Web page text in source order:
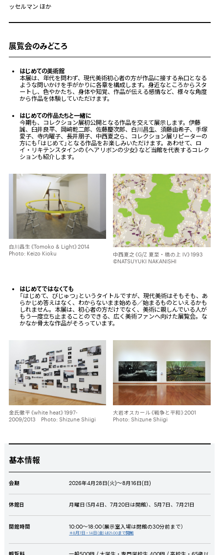
ッセルマン ほか
展覧会のみどころ
はじめての美術館
本展は、年代を問わず、現代美術初心者の方が作品に接する糸口となる
ような問いかけを手がかりに各章を構成します。身近なところからスタ
ートし、色やかたち、身体や知覚、作品が伝える感情など、様々な角度
から作品を体験していただけます。
はじめての作品たちと一緒に
今期も、コレクション展初公開となる作品を交えて展示します。伊藤
誠、臼井良平、
岡﨑乾二郎、 佐藤慶次郎、白川昌生、須藤由希子、手塚
愛子、寺内曜子、長井朋子、中西夏之ら、コレクション展リピーターの
方にも「はじめて」となる作品をお楽しみいただけます。あわせて、ロ
イ・リキテンスタインの《ヘアリボンの少女》など当館を代表するコレク
ションも紹介します。
白川昌生《Tomoko & Light》2014
Photo: Keizo Kioku
中西夏之《G/Z 夏至・橋の上 IV》1993
©NATSUYUKI NAKANISHI
はじめてではなくても
「はじめて、びじゅつ」というタイトルですが、現代美術はそもそも、あ
らかじめ答えはなく、わからないまま始める／始まるものといえるかも
しれません。本展は、初心者の方だけでなく、美術に親しんでいる人が
もう一度立ち止まることのできる、広く美術ファンへ向けた展覧会。な
かなか骨太な作品がそろっています。
金氏徹平《white heat》1997-
2009/2013 Photo: Shizune Shiigi
大岩オスカール《戦争と平和》2001
Photo: Shizune Shiigi
基本情報
会期 2026年4月28日(火)～8月16日(日)
休館日 月曜日 （5月4日、7月20日は開館）、5月7日、7月21日
開館時間 10:00～18:00（展示室入場は閉館の30分前まで）
＊8月7日・14日（金）は21:00まで開館